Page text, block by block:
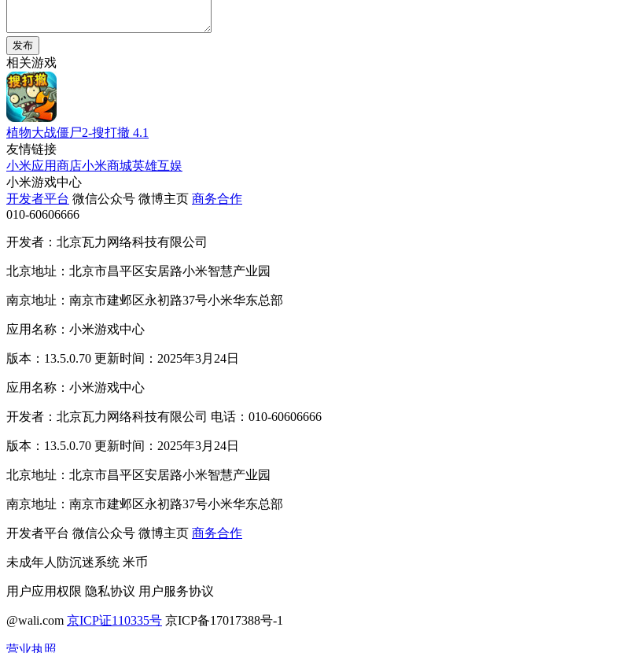
发布
相关游戏
植物大战僵尸2-搜打撤 4.1
友情链接
小米应用商店小米商城英雄互娱
小米游戏中心
开发者平台 微信公众号 微博主页 商务合作
010-60606666
开发者：北京瓦力网络科技有限公司
北京地址：北京市昌平区安居路小米智慧产业园
南京地址：南京市建邺区永初路37号小米华东总部
应用名称：小米游戏中心
版本：13.5.0.70 更新时间：2025年3月24日
应用名称：小米游戏中心
开发者：北京瓦力网络科技有限公司 电话：010-60606666
版本：13.5.0.70 更新时间：2025年3月24日
北京地址：北京市昌平区安居路小米智慧产业园
南京地址：南京市建邺区永初路37号小米华东总部
开发者平台 微信公众号 微博主页 商务合作
未成年人防沉迷系统 米币
用户应用权限 隐私协议 用户服务协议
@wali.com 京ICP证110335号 京ICP备17017388号-1
营业执照